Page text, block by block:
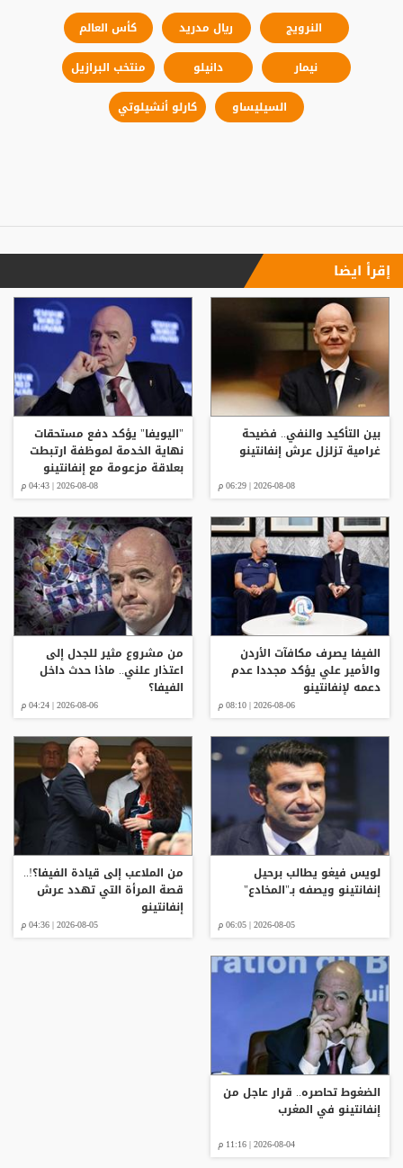
النرويج ريال مدريد
كأس العالم
نيمار
دانيلو
منتخب البرازيل
السيليساو
كارلو أنشيلوتي
إقرأ ايضا
بين التأكيد والنفي.. فضيحة
غرامية تزلزل عرش إنفانتينو
2026-08-08 | 06:29 م
"اليويفا" يؤكد دفع مستحقات
نهاية الخدمة لموظفة ارتبطت
بعلاقة مزعومة مع إنفانتينو
2026-08-08 | 04:43 م
الفيفا يصرف مكافآت الأردن
والأمير علي يؤكد مجددا عدم
دعمه لإنفانتينو
2026-08-06 | 08:10 م
من مشروع مثير للجدل إلى
اعتذار علني.. ماذا حدث داخل
الفيفا؟
2026-08-06 | 04:24 م
لويس فيغو يطالب برحيل
إنفانتينو ويصفه بـ"المخادع"
2026-08-05 | 06:05 م
من الملاعب إلى قيادة الفيفا؟!..
قصة المرأة التي تهدد عرش
إنفانتينو
2026-08-05 | 04:36 م
الضغوط تحاصره.. قرار عاجل من
إنفانتينو في المغرب
2026-08-04 | 11:16 م